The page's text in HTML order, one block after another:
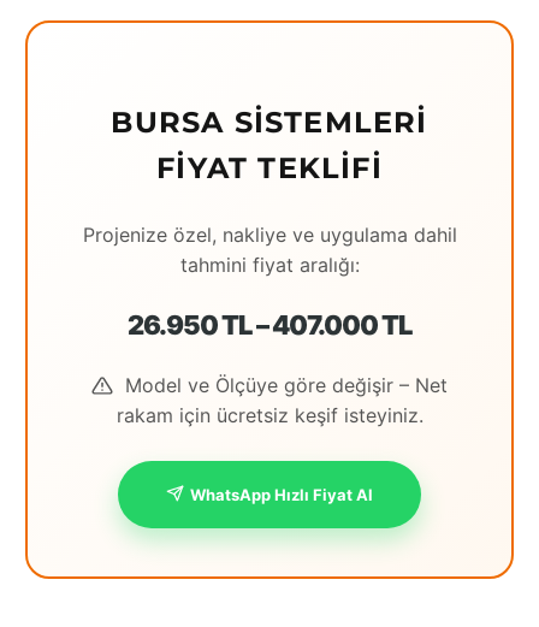
BURSA SISTEMLERI
FIYAT TEKLIFI
Projenize özel, nakliye ve uygulama dahil
tahmini fiyat aralığı:
26.950 TL – 407.000 TL
Model ve Ölçüye göre değişir – Net
rakam için ücretsiz keşif isteyiniz.
WhatsApp Hızlı Fiyat Al